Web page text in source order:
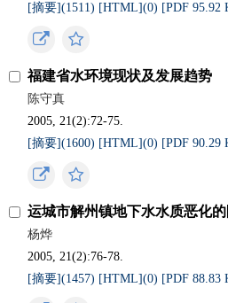
[摘要](1511) [HTML](0) [PDF 95.92
福建省水环境现状及发展趋势
陈守真
2005, 21(2):72-75.
[摘要](1600) [HTML](0) [PDF 90.29
运城市解州镇地下水水质恶化
杨烨
2005, 21(2):76-78.
[摘要](1457) [HTML](0) [PDF 88.83